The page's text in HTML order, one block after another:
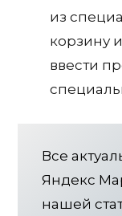
из
корзину
ввести
Все
Яндекс
нашей